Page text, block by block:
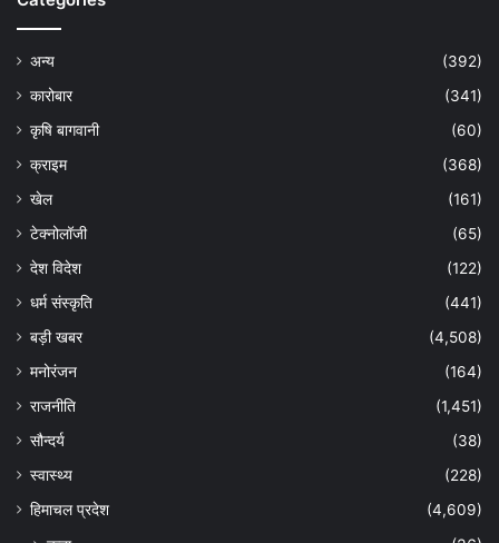
अन्य
(392)
कारोबार
(341)
कृषि बागवानी
(60)
क्राइम
(368)
खेल
(161)
टेक्नोलॉजी
(65)
देश विदेश
(122)
धर्म संस्कृति
(441)
बड़ी खबर
(4,508)
मनोरंजन
(164)
राजनीति
(1,451)
सौन्दर्य
(38)
स्वास्थ्य
(228)
हिमाचल प्रदेश
(4,609)